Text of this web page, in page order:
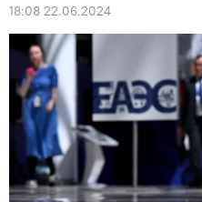
18:08 22.06.2024